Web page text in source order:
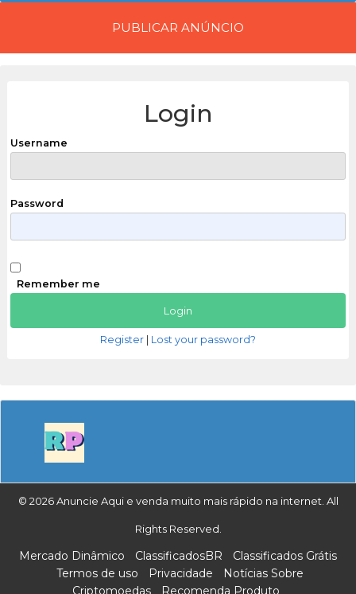
PUBLICAR ANÚNCIO
Login
Username
Password
Remember me
Register Lost your password?
© 2026 Anuncie Aqui e venda muito mais rápido na internet. All
Rights Reserved.
Mercado Dinâmico ClassificadosBR
Classificados Grátis
Termos de uso
Privacidade
Notícias Sobre
Criptomoedas
Recomenda Produto